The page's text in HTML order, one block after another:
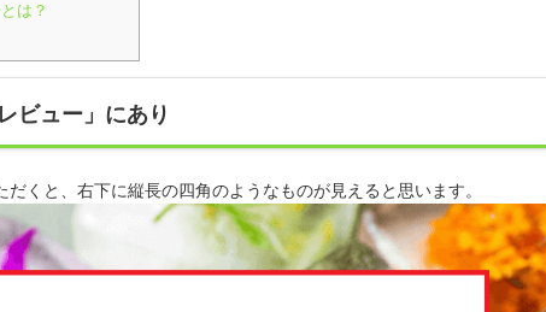
は？
ビュー」にあり
くと、右下に縦長の四角のようなものが見えると思います。